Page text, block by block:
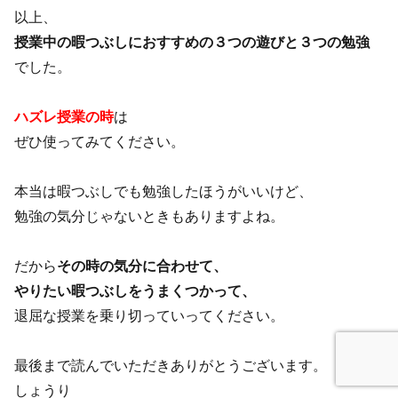
以上、
授業中の暇つぶしにおすすめの３つの遊びと３つの勉強
でした。
ハズレ授業の時は
ぜひ使ってみてください。
本当は暇つぶしでも勉強したほうがいいけど、
勉強の気分じゃないときもありますよね。
だからその時の気分に合わせて、
やりたい暇つぶしをうまくつかって、
退屈な授業を乗り切っていってください。
最後まで読んでいただきありがとうございます。
しょうり